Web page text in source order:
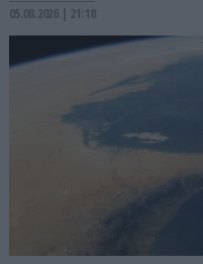
05.08.2026 | 21:18